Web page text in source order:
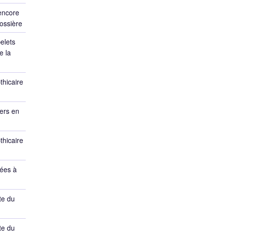
la
en
à
du
du